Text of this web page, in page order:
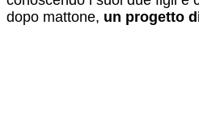
dopo mattone, un progetto